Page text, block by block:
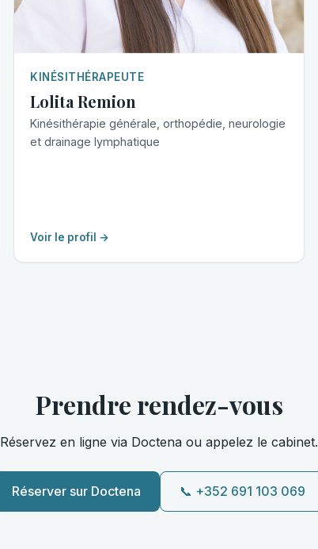
KINÉSITHÉRAPEUTE
Lolita Remion
Kinésithérapie générale, orthopédie, neurologie
et drainage lymphatique
Voir le profil →
Prendre rendez-vous
Réservez en ligne via Doctena ou appelez le cabinet.
Réserver sur Doctena 📞 +352 691 103 069